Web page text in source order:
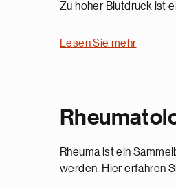
Zu hoher Blutdruck ist
Lesen Sie mehr
Rheuma ist ein
werden. Hier erfahren